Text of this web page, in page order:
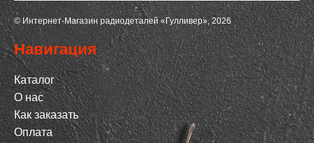
© Интернет-Магазин радиодеталей «Гулливер», 2026
Навигация
Каталог
О нас
Как заказать
Оплата